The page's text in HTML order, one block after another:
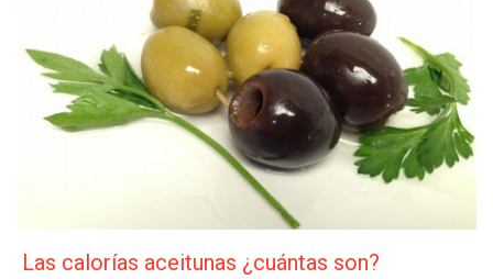
Las calorías aceitunas ¿cuántas son?